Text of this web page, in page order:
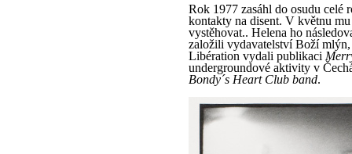
Rok 1977 zasáhl do osudu celé
kontakty na disent. V květnu
vystěhovat.. Helena ho
založili vydavatelství Boží
Libération vydali publikaci
undergroundové aktivity v
Bondy´s Heart Club band.